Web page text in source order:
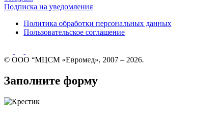
Подписка на уведомления
Политика обработки персональных данных
Пользовательское соглашение
© ООО “МЦСМ «Евромед», 2007 – 2026.
Заполните форму